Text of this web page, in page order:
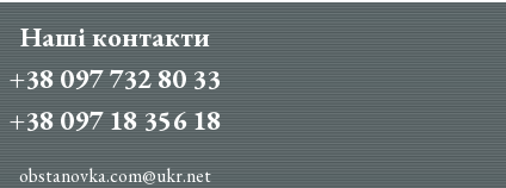
Наші контакти
+38 097 732 80 33
+38 097 18 356 18
obstanovka.com@ukr.net